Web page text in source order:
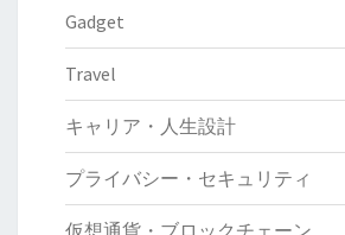
Gadget
Travel
キャリア・人生設計
プライバシー・セキュリティ